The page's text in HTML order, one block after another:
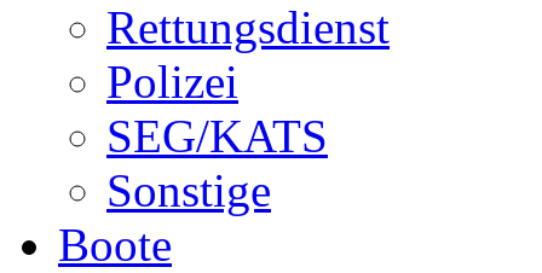
Rettungsdienst
Polizei
SEG/KATS
Sonstige
Boote